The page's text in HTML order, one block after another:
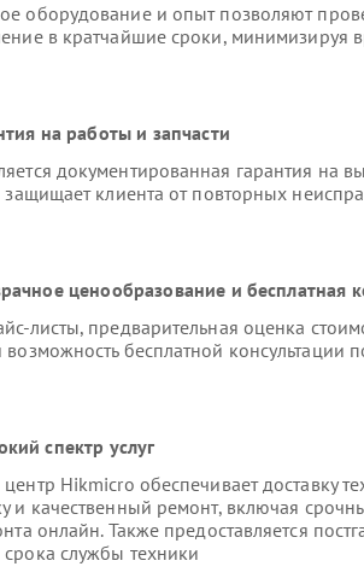
оборудование и опыт позволяют
в кратчайшие сроки, минимизируя
на работы и запчасти
документированная гарантия на
защищает клиента от повторных
ценообразование и бесплатная
листы, предварительная оценка
возможность бесплатной консультации
спектр услуг
Hikmicro обеспечивает доставку
и качественный ремонт, включая
онлайн. Также предоставляется
службы техники